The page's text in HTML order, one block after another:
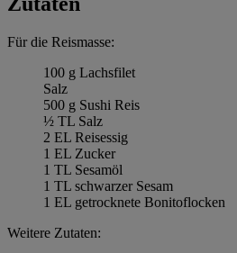
Für die Reismasse:
100 g Lachsfilet
Salz
500 g Sushi Reis
½ TL Salz
2 EL Reisessig
1 EL Zucker
1 TL Sesamöl
1 TL schwarzer Sesam
1 EL getrocknete Bonitoflocken
Weitere Zutaten: